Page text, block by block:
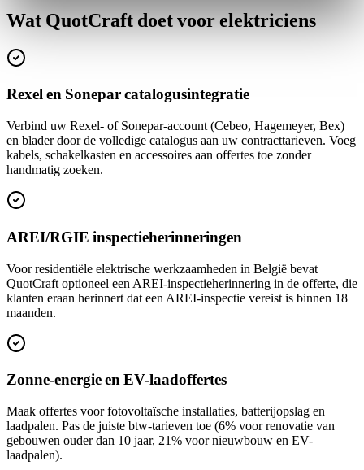
Wat QuotCraft doet voor elektriciens
Rexel en Sonepar catalogusintegratie
Verbind uw Rexel- of Sonepar-account (Cebeo, Hagemeyer, Bex)
en blader door de volledige catalogus aan uw contracttarieven. Voeg
kabels, schakelkasten en accessoires aan offertes toe zonder
handmatig zoeken.
AREI/RGIE inspectieherinneringen
Voor residentiële elektrische werkzaamheden in België bevat
QuotCraft optioneel een AREI-inspectieherinnering in de offerte, die
klanten eraan herinnert dat een AREI-inspectie vereist is binnen 18
maanden.
Zonne-energie en EV-laadoffertes
Maak offertes voor fotovoltaïsche installaties, batterijopslag en
laadpalen. Pas de juiste btw-tarieven toe (6% voor renovatie van
gebouwen ouder dan 10 jaar, 21% voor nieuwbouw en EV-
laadpalen).